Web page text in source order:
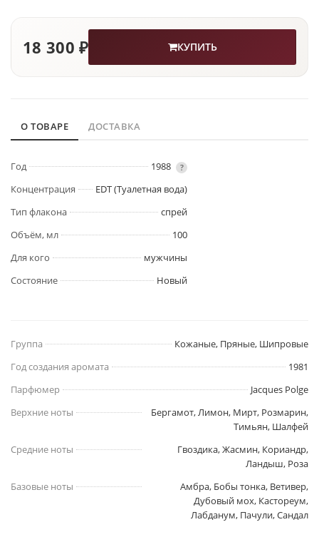
18 300 ₽ КУПИТЬ
О ТОВАРЕ ДОСТАВКА
Год 1988 ?
Концентрация
EDT (Туалетная вода)
Тип флакона
спрей
Объём, мл
100
Для кого
мужчины
Состояние
Новый
Группа
Кожаные, Пряные, Шипровые
Год создания аромата
1981
Парфюмер
Jacques Polge
Верхние ноты
Бергамот, Лимон, Мирт, Розмарин,
Тимьян, Шалфей
Средние ноты
Гвоздика, Жасмин, Кориандр,
Ландыш, Роза
Базовые ноты
Амбра, Бобы тонка, Ветивер,
Дубовый мох, Кастореум,
Лабданум, Пачули, Сандал